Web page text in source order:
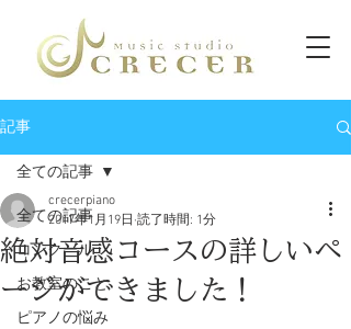
記事
全ての記事
コンクール
お教室のこと
ピアノの悩み
全ての記事
絶対音感コースの詳しいペ
ージができました！
crecerpiano
2017年1月19日 読了時間: 1分